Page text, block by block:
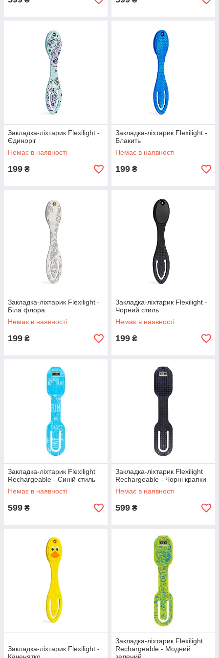
Закладка-ліхтарик Flexilight -
Єдиноріг
Немає в наявності
199 ₴
Закладка-ліхтарик Flexilight -
Блакить
Немає в наявності
199 ₴
Закладка-ліхтарик Flexilight -
Біла флора
Немає в наявності
199 ₴
Закладка-ліхтарик Flexilight -
Чорний стиль
Немає в наявності
199 ₴
Закладка-ліхтарик Flexilight
Rechargeable - Синій стиль
Немає в наявності
599 ₴
Закладка-ліхтарик Flexilight
Rechargeable - Чорні крапки
Немає в наявності
599 ₴
Закладка-ліхтарик Flexilight -
Закладка-ліхтарик Flexilight
Rechargeable - Модний